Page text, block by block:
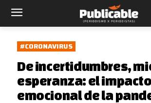
#CORONAVIRUS
De incertidumbres,
esperanza: el impacto
emocional de la